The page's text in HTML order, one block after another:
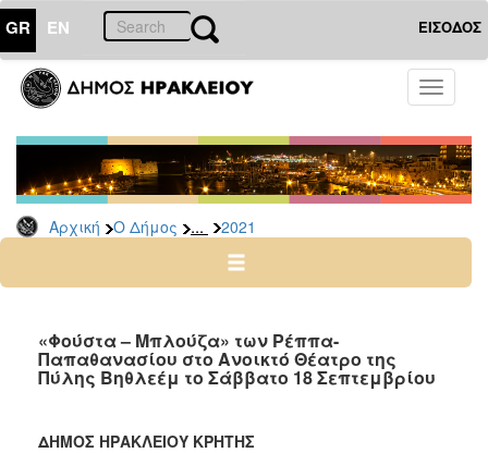
GR EN ΕΙΣΟΔΟΣ
Toggle
Αρχική Ο Δήμος ... 2021
ΔΗΜΟΣ
Δελτία
Τύπου
Αρχείο
2026
2024
2022
2021
«Φούστα – Μπλούζα» των Ρέππα-
Παπαθανασίου στο Ανοικτό Θέατρο της
Πύλης Βηθλεέμ το Σάββατο 18 Σεπτεμβρίου
ΔΗΜΟΣ ΗΡΑΚΛΕΙΟΥ ΚΡΗΤΗΣ